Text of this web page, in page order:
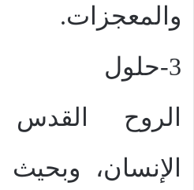
والمعجزات.
3-حلول
الروح
الإنسان،